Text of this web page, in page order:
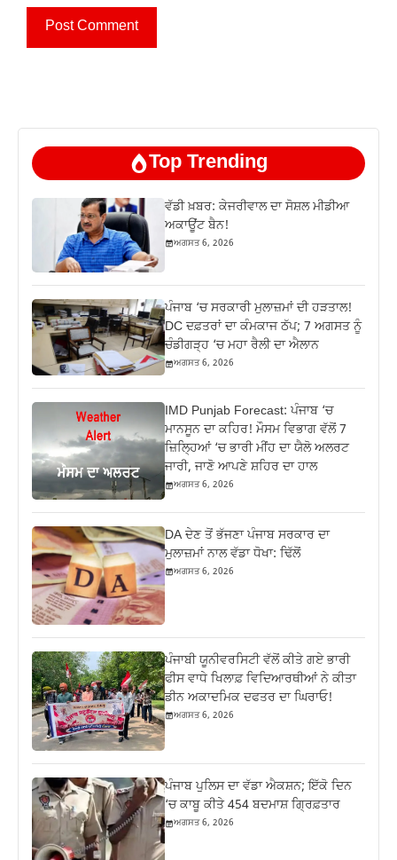
Top Trending
ਵੱਡੀ ਖ਼ਬਰ: ਕੇਜਰੀਵਾਲ ਦਾ ਸੋਸ਼ਲ ਮੀਡੀਆ
ਅਕਾਊਂਟ ਬੈਨ!
ਅਗਸਤ 6, 2026
ਪੰਜਾਬ ‘ਚ ਸਰਕਾਰੀ ਮੁਲਾਜ਼ਮਾਂ ਦੀ ਹੜਤਾਲ!
DC ਦਫ਼ਤਰਾਂ ਦਾ ਕੰਮਕਾਜ ਠੱਪ; 7 ਅਗਸਤ ਨੂੰ
ਚੰਡੀਗੜ੍ਹ ‘ਚ ਮਹਾ ਰੈਲੀ ਦਾ ਐਲਾਨ
ਅਗਸਤ 6, 2026
IMD Punjab Forecast: ਪੰਜਾਬ ‘ਚ
ਮਾਨਸੂਨ ਦਾ ਕਹਿਰ! ਮੌਸਮ ਵਿਭਾਗ ਵੱਲੋਂ 7
ਜ਼ਿਲ੍ਹਿਆਂ ‘ਚ ਭਾਰੀ ਮੀਂਹ ਦਾ ਯੈਲੋ ਅਲਰਟ
ਜਾਰੀ, ਜਾਣੋ ਆਪਣੇ ਸ਼ਹਿਰ ਦਾ ਹਾਲ
ਅਗਸਤ 6, 2026
DA ਦੇਣ‌ ਤੋਂ ਭੱਜਣਾ ਪੰਜਾਬ ਸਰਕਾਰ ਦਾ
ਮੁਲਾਜ਼ਮਾਂ ਨਾਲ ਵੱਡਾ ਧੋਖਾ: ਢਿੱਲੋਂ
ਅਗਸਤ 6, 2026
ਪੰਜਾਬੀ ਯੂਨੀਵਰਸਿਟੀ ਵੱਲੋਂ ਕੀਤੇ ਗਏ ਭਾਰੀ
ਫੀਸ ਵਾਧੇ ਖਿਲਾਫ਼ ਵਿਦਿਆਰਥੀਆਂ ਨੇ ਕੀਤਾ
ਡੀਨ ਅਕਾਦਮਿਕ ਦਫਤਰ ਦਾ ਘਿਰਾਓ!
ਅਗਸਤ 6, 2026
ਪੰਜਾਬ ਪੁਲਿਸ ਦਾ ਵੱਡਾ ਐਕਸ਼ਨ; ਇੱਕੋ ਦਿਨ
‘ਚ ਕਾਬੂ ਕੀਤੇ 454 ਬਦਮਾਸ਼ ਗ੍ਰਿਫ਼ਤਾਰ
ਅਗਸਤ 6, 2026